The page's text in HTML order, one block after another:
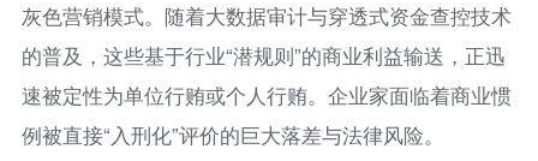
灰色营销模式。随着大数据审计与穿透式资金查控技术
的普及，这些基于行业“潜规则”的商业利益输送，正迅
速被定性为单位行贿或个人行贿。企业家面临着商业惯
例被直接“入刑化”评价的巨大落差与法律风险。